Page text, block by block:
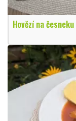
Hovězí na